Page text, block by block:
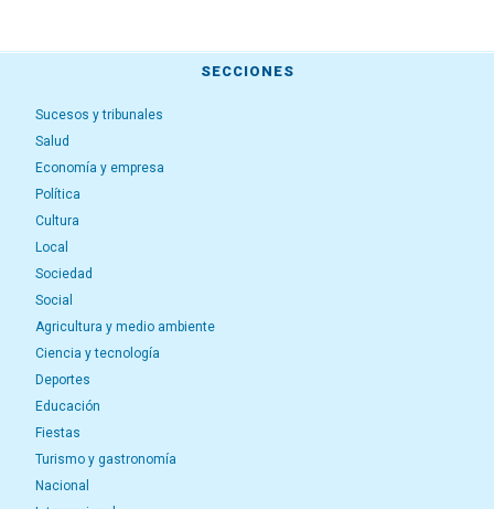
SECCIONES
Sucesos y tribunales
Salud
Economía y empresa
Política
Cultura
Local
Sociedad
Social
Agricultura y medio ambiente
Ciencia y tecnología
Deportes
Educación
Fiestas
Turismo y gastronomía
Nacional